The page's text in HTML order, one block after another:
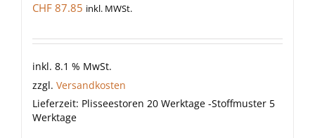
CHF 87.85 inkl. MWSt.
inkl. 8.1 % MwSt.
zzgl. Versandkosten
Lieferzeit: Plisseestoren 20 Werktage -Stoffmuster 5
Werktage